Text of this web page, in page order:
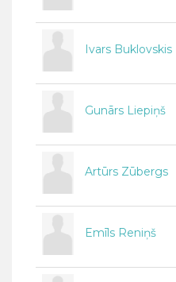
Ivars Buklovskis
Gunārs Liepiņš
Artūrs Zūbergs
Emīls Reniņš